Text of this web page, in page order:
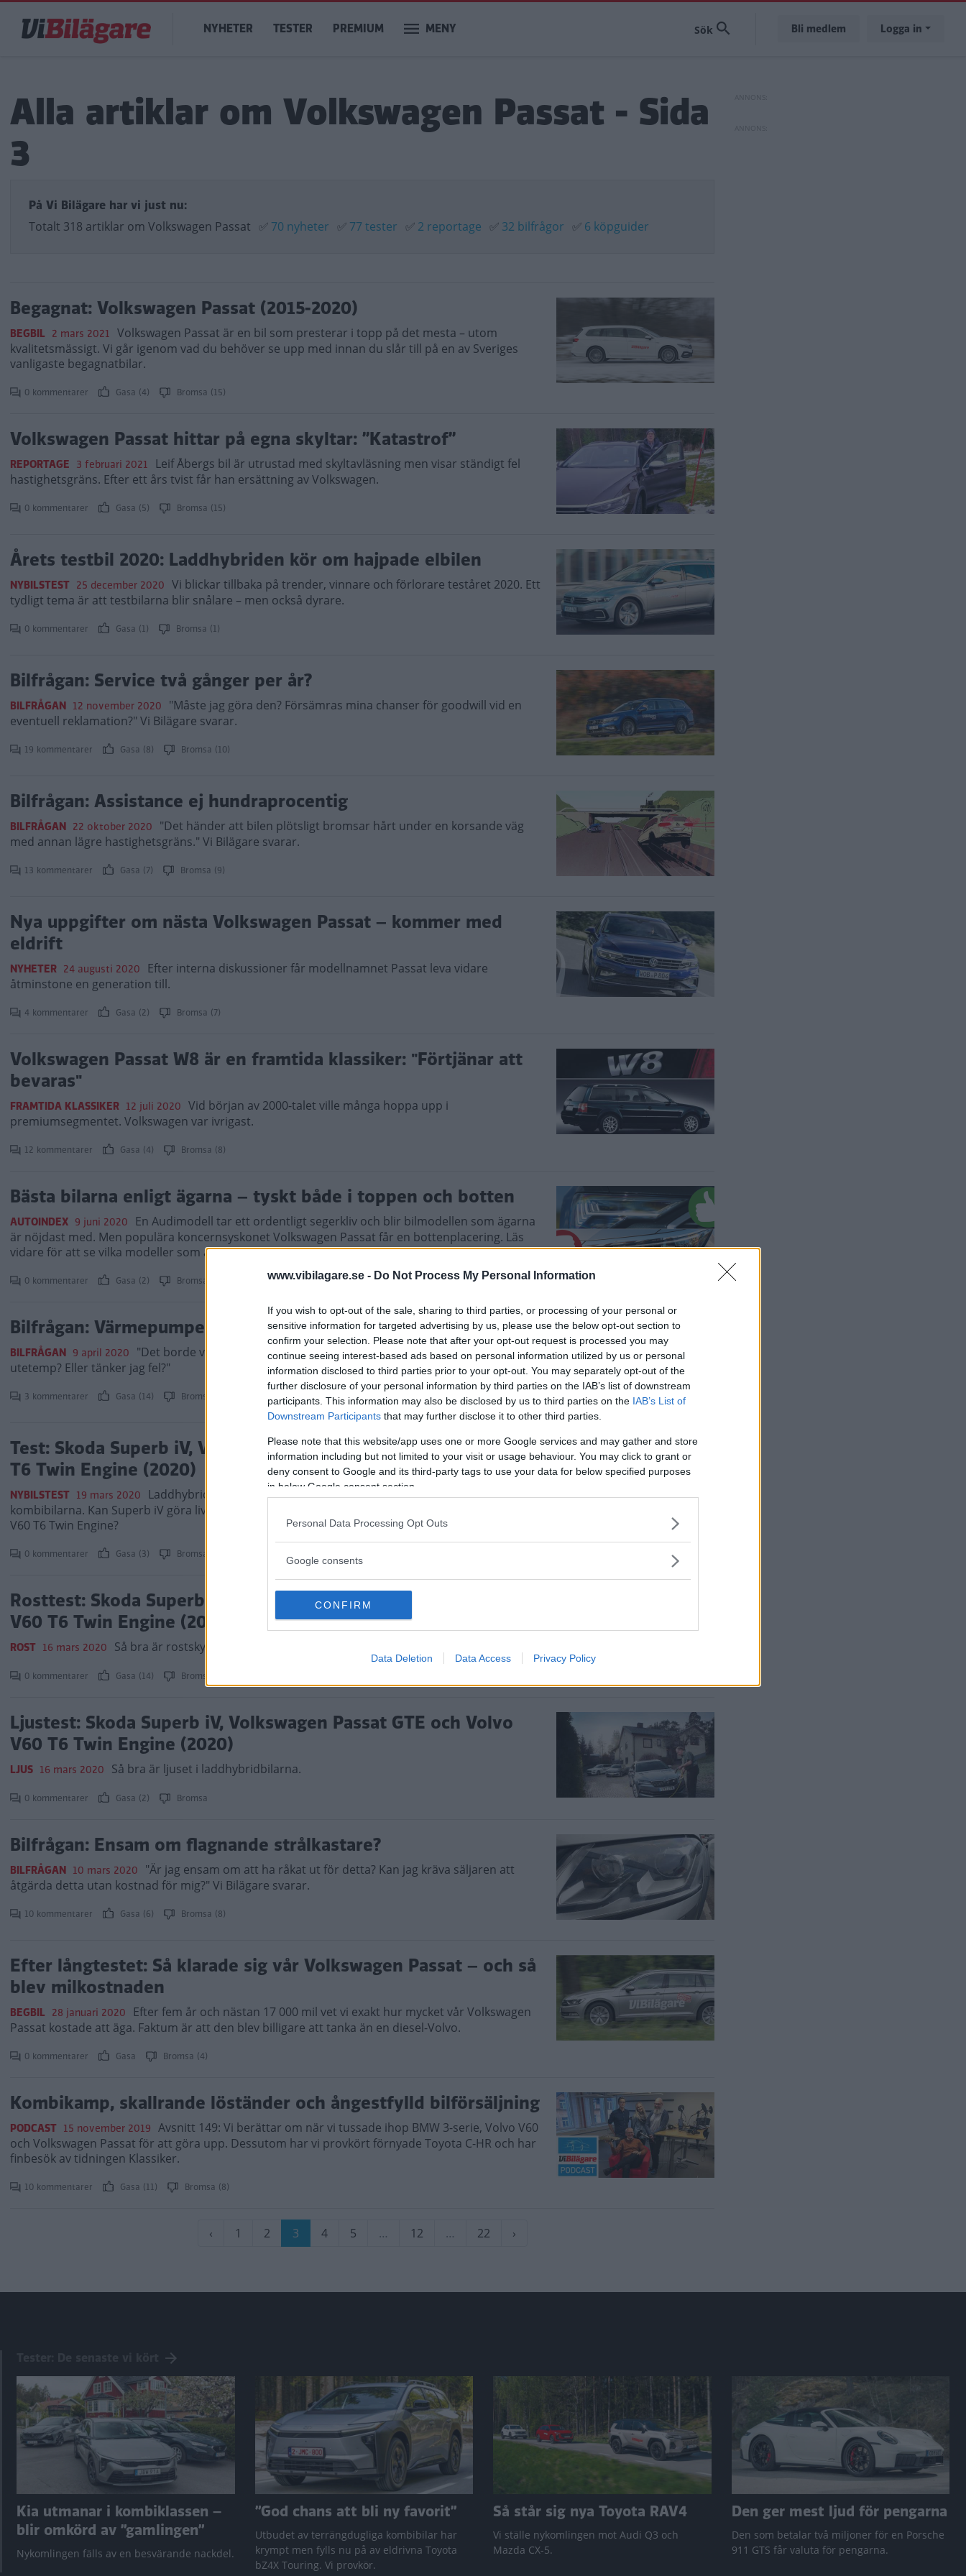
www.vibilagare.se - Do Not Process My Personal Information
If you wish to opt-out of the sale, sharing to third parties, or processing of your personal or
sensitive information for targeted advertising by us, please use the below opt-out section to
confirm your selection. Please note that after your opt-out request is processed you may
continue seeing interest-based ads based on personal information utilized by us or personal
information disclosed to third parties prior to your opt-out. You may separately opt-out of the
further disclosure of your personal information by third parties on the IAB’s list of downstream
participants. This information may also be disclosed by us to third parties on the IAB’s List of
Downstream Participants that may further disclose it to other third parties.
Please note that this website/app uses one or more Google services and may gather and store
information including but not limited to your visit or usage behaviour. You may click to grant or
deny consent to Google and its third-party tags to use your data for below specified purposes
in below Google consent section.
Personal Data Processing Opt Outs
Google consents
CONFIRM
Data Deletion Data Access Privacy Policy
huvudinnehåll
Main
navigation
NYHETER TESTER PREMIUM MENY Bli medlem Logga in
Alla artiklar om Volkswagen Passat - Sida
3
På Vi Bilägare har vi just nu:
Totalt 318 artiklar om Volkswagen Passat ✅ 70 nyheter ✅ 77 tester ✅ 2 reportage ✅ 32 bilfrågor ✅ 6 köpguider
Begagnat: Volkswagen Passat (2015-2020)
BEGBIL 2 mars 2021 Volkswagen Passat är en bil som presterar i topp på det mesta – utom
kvalitetsmässigt. Vi går igenom vad du behöver se upp med innan du slår till på en av Sveriges
vanligaste begagnatbilar.
0 kommentarer Gasa (4) Bromsa (15)
Volkswagen Passat hittar på egna skyltar: ”Katastrof”
REPORTAGE 3 februari 2021 Leif Åbergs bil är utrustad med skyltavläsning men visar ständigt fel
hastighetsgräns. Efter ett års tvist får han ersättning av Volkswagen.
0 kommentarer Gasa (5) Bromsa (15)
Årets testbil 2020: Laddhybriden kör om hajpade elbilen
NYBILSTEST 25 december 2020 Vi blickar tillbaka på trender, vinnare och förlorare teståret 2020. Ett
tydligt tema är att testbilarna blir snålare – men också dyrare.
0 kommentarer Gasa (1) Bromsa (1)
Bilfrågan: Service två gånger per år?
BILFRÅGAN 12 november 2020 "Måste jag göra den? Försämras mina chanser för goodwill vid en
eventuell reklamation?" Vi Bilägare svarar.
19 kommentarer Gasa (8) Bromsa (10)
Bilfrågan: Assistance ej hundraprocentig
BILFRÅGAN 22 oktober 2020 "Det händer att bilen plötsligt bromsar hårt under en korsande väg
med annan lägre hastighetsgräns." Vi Bilägare svarar.
13 kommentarer Gasa (7) Bromsa (9)
Nya uppgifter om nästa Volkswagen Passat – kommer med
eldrift
NYHETER 24 augusti 2020 Efter interna diskussioner får modellnamnet Passat leva vidare
åtminstone en generation till.
4 kommentarer Gasa (2) Bromsa (7)
Volkswagen Passat W8 är en framtida klassiker: "Förtjänar att
bevaras"
FRAMTIDA KLASSIKER 12 juli 2020 Vid början av 2000-talet ville många hoppa upp i
premiumsegmentet. Volkswagen var ivrigast.
12 kommentarer Gasa (4) Bromsa (8)
Bästa bilarna enligt ägarna – tyskt både i toppen och botten
AUTOINDEX 9 juni 2020 En Audimodell tar ett ordentligt segerkliv och blir bilmodellen som ägarna
är nöjdast med. Men populära koncernsyskonet Volkswagen Passat får en bottenplacering. Läs
vidare för att se vilka modeller som är bäst att äga enligt ägarna.
0 kommentarer Gasa (2) Bromsa (5)
Bilfrågan: Värmepumpen ger fler mil?
BILFRÅGAN 9 april 2020 "Det borde väl bli skillnader i resultat om testerna görs vid varm eller kall
utetemp? Eller tänker jag fel?"
3 kommentarer Gasa (14) Bromsa (15)
Test: Skoda Superb iV, Volkswagen Passat GTE och Volvo V60
T6 Twin Engine (2020)
NYBILSTEST 19 mars 2020 Laddhybridernas tid är nu och Skoda är senast ut bland de stora
kombibilarna. Kan Superb iV göra livet surt för storsäljande släktingen VW Passat GTE och Volvo
V60 T6 Twin Engine?
0 kommentarer Gasa (3) Bromsa (5)
Rosttest: Skoda Superb iV, Volkswagen Passat GTE och Volvo
V60 T6 Twin Engine (2020)
ROST 16 mars 2020 Så bra är rostskyddet i laddhybridbilarna.
0 kommentarer Gasa (14) Bromsa (10)
Ljustest: Skoda Superb iV, Volkswagen Passat GTE och Volvo
V60 T6 Twin Engine (2020)
LJUS 16 mars 2020 Så bra är ljuset i laddhybridbilarna.
0 kommentarer Gasa (2) Bromsa
Bilfrågan: Ensam om flagnande strålkastare?
BILFRÅGAN 10 mars 2020 "Är jag ensam om att ha råkat ut för detta? Kan jag kräva säljaren att
åtgärda detta utan kostnad för mig?" Vi Bilägare svarar.
10 kommentarer Gasa (6) Bromsa (8)
Efter långtestet: Så klarade sig vår Volkswagen Passat – och så
blev milkostnaden
BEGBIL 28 januari 2020 Efter fem år och nästan 17 000 mil vet vi exakt hur mycket vår Volkswagen
Passat kostade att äga. Faktum är att den blev billigare att tanka än en diesel-Volvo.
0 kommentarer Gasa Bromsa (4)
Kombikamp, skallrande löständer och ångestfylld bilförsäljning
PODCAST 15 november 2019 Avsnitt 149: Vi berättar om när vi tussade ihop BMW 3-serie, Volvo V60
och Volkswagen Passat för att göra upp. Dessutom har vi provkört förnyade Toyota C-HR och har
finbesök av tidningen Klassiker.
10 kommentarer Gasa (11) Bromsa (8)
Föregående
‹ Sida
1 Sida
2
Nuvarande
3 Sida
4 Sida
5 … Sida
12 … Sida
22
Nästa
›
Kia utmanar i kombiklassen –
blir omkörd av ”gamlingen”
Nykomlingen fälls av en besvärande nackdel.
”God chans att bli ny favorit”
Utbudet av terrängdugliga kombibilar har
krympt men fylls nu på av eldrivna Toyota
bZ4X Touring. Vi provkör.
Så står sig nya Toyota RAV4
Vi ställe nykomlingen mot Audi Q3 och
Mazda CX-5.
Den ger mest ljud för pengarna
Den som betalar två miljoner för en Porsche
911 GTS får valuta för pengarna.